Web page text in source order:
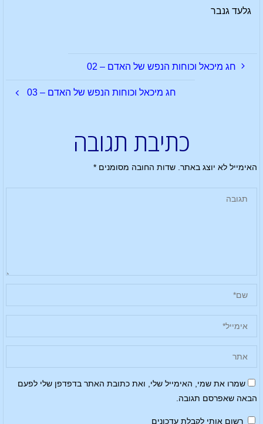
גלעד גנבר
חג מיכאל וכוחות הנפש של האדם – 02
חג מיכאל וכוחות הנפש של האדם – 03
כתיבת תגובה
האימייל לא יוצג באתר. שדות החובה מסומנים*
שמרו את שמי, האימייל שלי, ואת כתובת האתר בדפדפן שלי לפעם
הבאה שאפרסם תגובה.
רשום אותי לקבלת עדכונים